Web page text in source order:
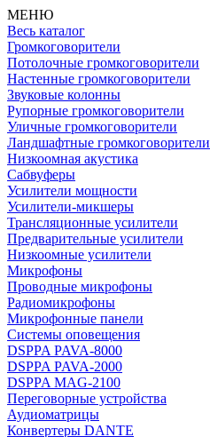
МЕНЮ
Весь каталог
Громкоговорители
Потолочные громкоговорители
Настенные громкоговорители
Звуковые колонны
Рупорные громкоговорители
Уличные громкоговорители
Ландшафтные громкоговорители
Низкоомная акустика
Сабвуферы
Усилители мощности
Усилители-микшеры
Трансляционные усилители
Предварительные усилители
Низкоомные усилители
Микрофоны
Проводные микрофоны
Радиомикрофоны
Микрофонные панели
Системы оповещения
DSPPA PAVA-8000
DSPPA PAVA-2000
DSPPA MAG-2100
Переговорные устройства
Аудиоматрицы
Конвертеры DANTE